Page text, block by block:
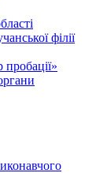
філії